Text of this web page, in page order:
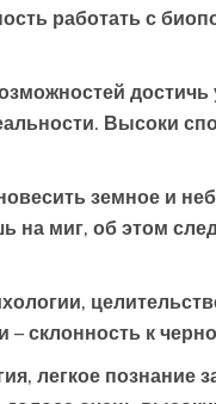
работать с
Высоки
земное и
на миг, об этом
– склонность к
легкое